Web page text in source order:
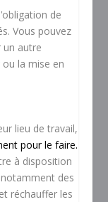
de
Vous pouvez
un autre
la mise en
lieu de travail,
pour le faire.
à disposition
des
réchauffer les